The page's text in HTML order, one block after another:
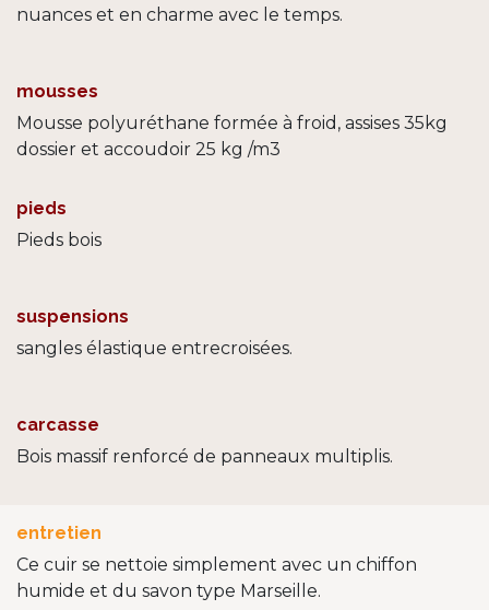
nuances et en charme avec le temps.
mousses
Mousse polyuréthane formée à froid, assises 35kg
dossier et accoudoir 25 kg /m3
pieds
Pieds bois
suspensions
sangles élastique entrecroisées.
carcasse
Bois massif renforcé de panneaux multiplis.
entretien
Ce cuir se nettoie simplement avec un chiffon
humide et du savon type Marseille.